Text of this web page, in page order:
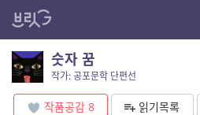
숫자 꿈
작가: 공포문학 단편선
작품공감 8 읽기목록